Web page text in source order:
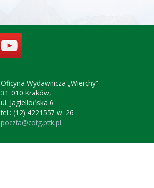
Oficyna Wydawnicza „Wierchy”
31-010 Kraków,
ul. Jagiellońska 6
tel.: (12) 4221557 w. 26
poczta@cotg.pttk.pl